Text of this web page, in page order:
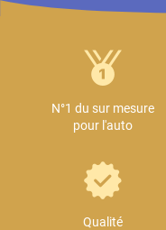
N°1 du sur mesure
pour l'auto
Qualité